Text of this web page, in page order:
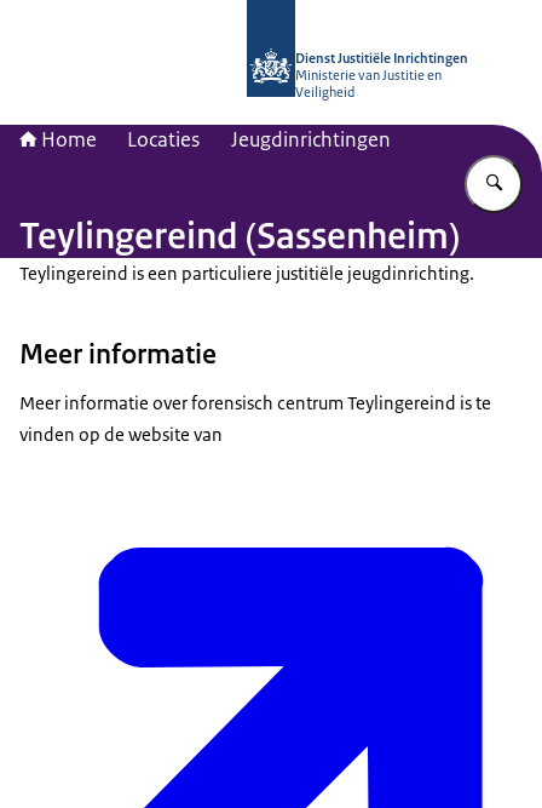
Dienst Justitiële Inrichtingen
Ministerie van Justitie en
Veiligheid
Home Locaties Jeugdinrichtingen
Teylingereind (Sassenheim)
Teylingereind is een particuliere justitiële jeugdinrichting.
Meer informatie
Meer informatie over forensisch centrum Teylingereind is te
vinden op de website van